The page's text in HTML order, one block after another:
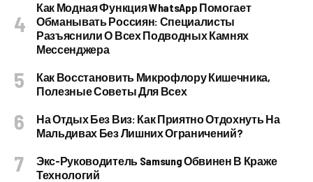
Как Модная Функция WhatsApp Помогает
Обманывать Россиян: Специалисты
Разъяснили О Всех Подводных Камнях
Мессенджера
Как Восстановить Микрофлору Кишечника,
Полезные Советы Для Всех
На Отдых Без Виз: Как Приятно Отдохнуть На
Мальдивах Без Лишних Ограничений?
Экс-Руководитель Samsung Обвинен В Краже
Технологий